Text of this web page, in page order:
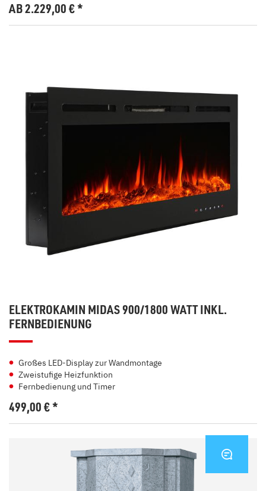
AB 2.229,00€*
ELEKTROKAMIN MIDAS 900/1800 WATT INKL.
FERNBEDIENUNG
Großes LED-Display zur Wandmontage
Zweistufige Heizfunktion
Fernbedienung und Timer
499,00€*